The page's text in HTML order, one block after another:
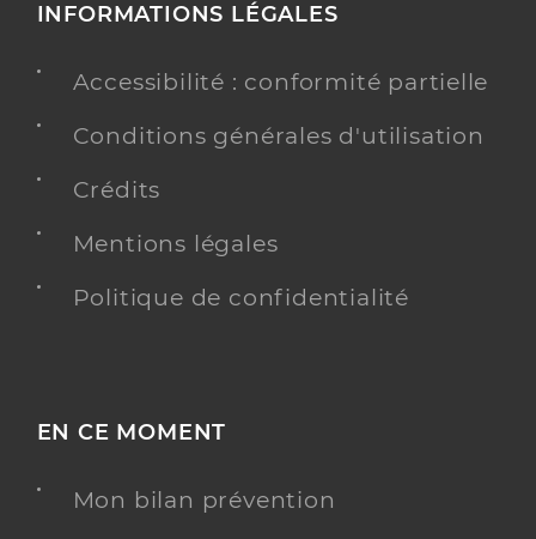
INFORMATIONS LÉGALES
Accessibilité : conformité partielle
Conditions générales d'utilisation
Crédits
Mentions légales
Politique de confidentialité
EN CE MOMENT
Mon bilan prévention